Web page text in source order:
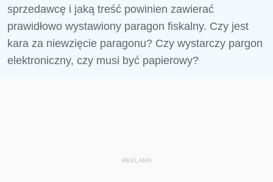
sprzedawcę i jaką treść powinien zawierać
prawidłowo wystawiony paragon fiskalny. Czy jest
kara za niewzięcie paragonu? Czy wystarczy pargon
elektroniczny, czy musi być papierowy?
REKLAMA